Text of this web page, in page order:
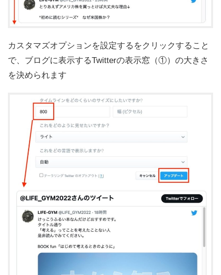
カスタマズオプションを設定するをクリックすること
で、ブログに表示するTwitterの表示窓（①）の大きさ
を決められます